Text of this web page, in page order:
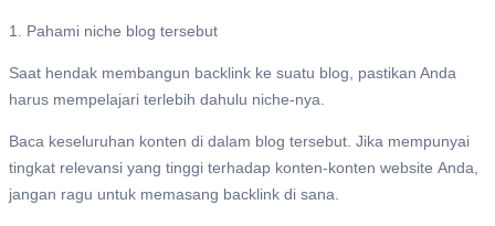
1. Pahami niche blog tersebut
Saat hendak membangun backlink ke suatu blog, pastikan Anda
harus mempelajari terlebih dahulu niche-nya.
Baca keseluruhan konten di dalam blog tersebut. Jika mempunyai
tingkat relevansi yang tinggi terhadap konten-konten website Anda,
jangan ragu untuk memasang backlink di sana.